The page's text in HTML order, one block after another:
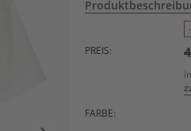
PREIS:
FARBE: